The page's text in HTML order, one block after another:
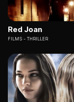
Red Joan
FILMS THRILLER